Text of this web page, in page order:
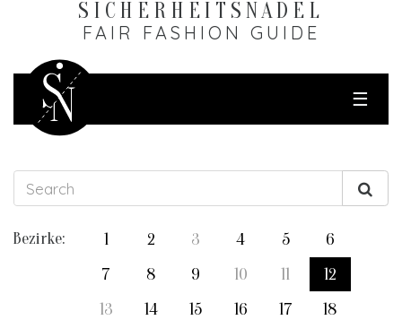
SICHERHEITS­NADEL
FAIR FASHION GUIDE
☰
Bezirke: 1 2 3 4 5
6
7
8 9 10 11
12
13
14 15 16 17
18